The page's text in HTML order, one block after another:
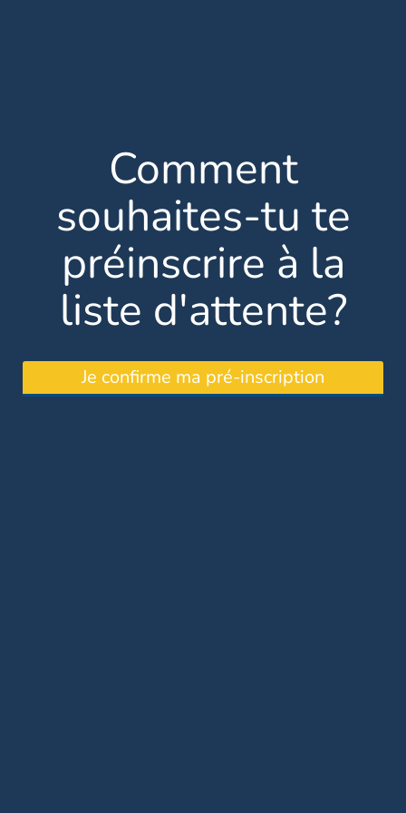
Comment
souhaites-tu te
préinscrire à la
liste d'attente?
Je confirme ma pré-inscription